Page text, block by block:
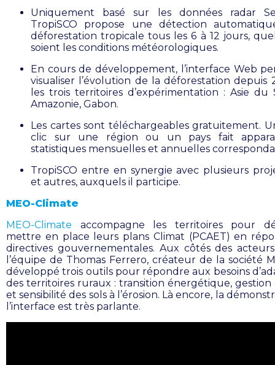
Uniquement basé sur les données radar
TropiSCO propose une détection
déforestation tropicale tous les 6 à 12 jours,
soient les conditions météorologiques.
En cours de développement, l’interface Web
visualiser l’évolution de la déforestation depuis
les trois territoires d’expérimentation : Asie du
Amazonie, Gabon.
Les cartes sont téléchargeables gratuitement.
clic sur une région ou un pays fait
statistiques mensuelles et annuelles
TropiSCO entre en synergie avec plusieurs
et autres, auxquels il participe.
MEO-Climate
MEO-Climate
accompagne les territoires pour
mettre en place leurs plans Climat (PCAET) en
directives gouvernementales. Aux côtés des
l’équipe de Thomas Ferrero, créateur de la société
développé trois outils pour répondre aux besoins
des territoires ruraux : transition énergétique, gestion
et sensibilité des sols à l’érosion. Là encore, la
l’interface est très parlante.